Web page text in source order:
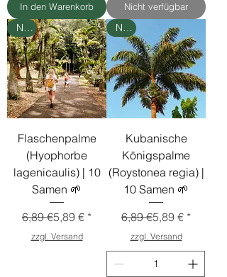
In den Warenkorb Nicht verfügbar
Neu
Flaschenpalme
(Hyophorbe
lagenicaulis) | 10
Samen 🌱
Standardpreis
6,89 €Sale-Preis
5,89 €
zzgl. Versand
Neu
Kubanische
Königspalme
(Roystonea regia) |
10 Samen 🌱
Standardpreis
6,89 €Sale-Preis
5,89 €
zzgl. Versand